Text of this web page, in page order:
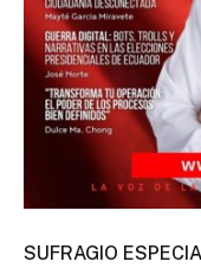
SUFRAGIO